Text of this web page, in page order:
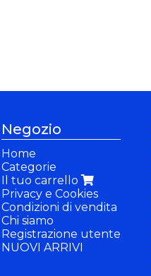
Negozio
Home
Categorie
Il tuo carrello
Privacy e Cookies
Condizioni di vendita
Chi siamo
Registrazione utente
NUOVI ARRIVI